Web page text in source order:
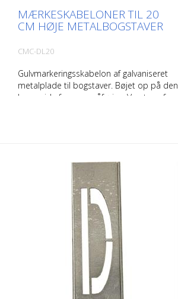
MÆRKESKABELONER TIL 20
CM HØJE METALBOGSTAVER
CMC-DL20
Gulvmarkeringsskabelon af galvaniseret
metalplade til bogstaver. Bøjet op på den
lange side for nem påføring. Vægten af